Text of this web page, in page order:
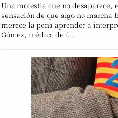
Una molestia que no desaparece,
sensación de que algo no marcha
merece la pena aprender a
Gómez, médica de f...